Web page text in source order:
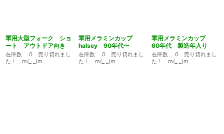
軍用大型フォーク ショ
ート アウトドア向き
在庫数 0 売り切れまし
た！ m(_ _)m
軍用メラミンカップ
halsey 90年代〜
在庫数 0 売り切れまし
た！ m(_ _)m
軍用メラミンカップ
60年代 製造年入り
在庫数 0 売り切れまし
た！ m(_ _)m